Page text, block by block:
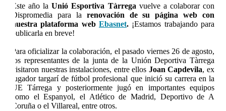
Este año laUnió Esportiva Tàrrega vuelve a colaborar con
Dispromedia para la renovación de su página web con
nuestra plataforma web Ebasnet. ¡Estamos trabajando para
publicarla en breve!
Para oficializar la colaboración, el pasado viernes 26 de agosto,
los representantes de la junta de la Unión Deportiva Tàrrega
visitaron nuestras instalaciones, entre ellos Joan Capdevila, ex
jugador targarí de fútbol profesional que inició su carrera en la
UE Tárrega y posteriormente jugó en importantes equipos
como el Espanyol, el Atlético de Madrid, Deportivo de A
Coruña o el Villareal, entre otros.